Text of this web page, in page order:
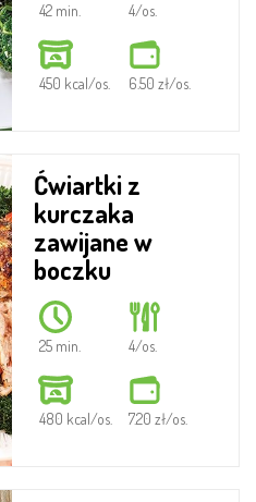
42 min. 4/os.
450 kcal/os. 6.50 zł/os.
Ćwiartki z
kurczaka
zawijane w
boczku
25 min. 4/os.
480 kcal/os. 7.20 zł/os.